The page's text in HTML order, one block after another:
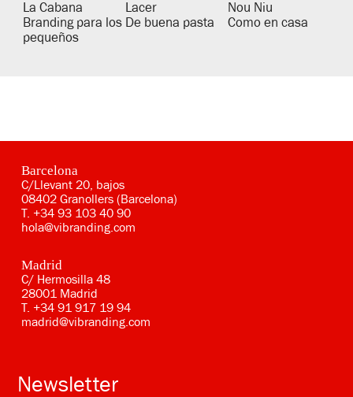
La Cabana
Branding para los
pequeños
Lacer
De buena pasta
Nou Niu
Como en casa
Barcelona
C/Llevant 20, bajos
08402 Granollers (Barcelona)
T. +34 93 103 40 90
hola@vibranding.com
Madrid
C/ Hermosilla 48
28001 Madrid
T. +34 91 917 19 94
madrid@vibranding.com
Newsletter